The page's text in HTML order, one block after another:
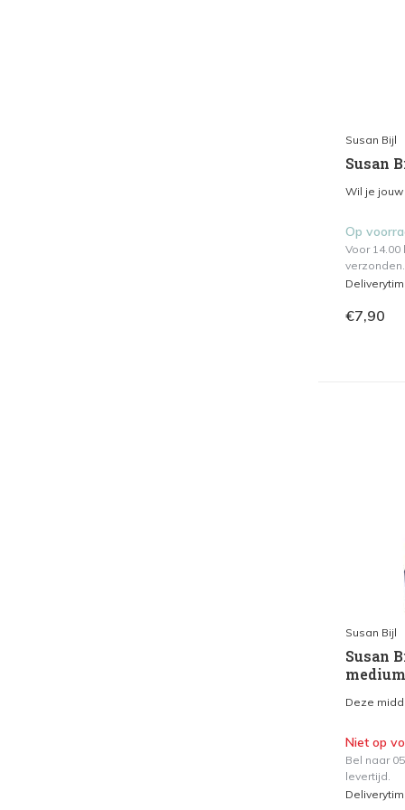
Susan Bijl
Susan
Wil je jouw
Op
Voor
verzonden.
€7,90
Susan Bijl
Susan
Deze
Niet op
Bel naar
levertijd.